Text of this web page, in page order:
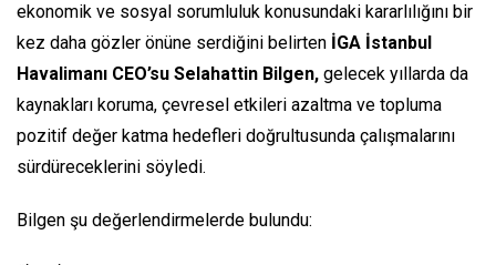
ekonomik ve sosyal sorumluluk konusundaki kararlılığını bir
kez daha gözler önüne serdiğini belirten İGA İstanbul
Havalimanı CEO’su Selahattin Bilgen, gelecek yıllarda da
kaynakları koruma, çevresel etkileri azaltma ve topluma
pozitif değer katma hedefleri doğrultusunda çalışmalarını
sürdüreceklerini söyledi.
Bilgen şu değerlendirmelerde bulundu: